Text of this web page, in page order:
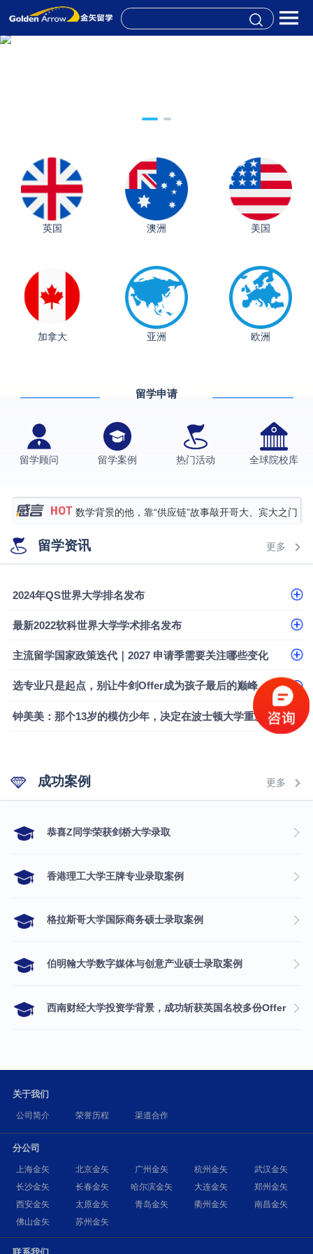
英国 澳洲 美国
加拿大 亚洲 欧洲
留学申请
留学顾问 留学案例 热门活动 全球院校库
从上海财大2+2到谢菲尔德：低均分逆袭QS百强金
伯明翰大学数字媒体与创意产业硕士录取案例
西南财经大学投资学背景，成功斩获英国名校多份
硕士录取
数学背景的他，靠“供应链”故事敲开哥大、宾大之门
专科逆袭伦敦大学学院UCL录取案例解析
香港浸会大学伦理与公共事务硕士录取
留学资讯 更多
2024年QS世界大学排名发布
最新2022软科世界大学学术排名发布
主流留学国家政策迭代｜2027 申请季需要关注哪些变化
选专业只是起点，别让牛剑Offer成为孩子最后的巅峰
钟美美：那个13岁的模仿少年，决定在波士顿大学重新定义自己
成功案例 更多
​恭喜Z同学荣获剑桥大学录取
香港理工大学王牌专业录取案例
格拉斯哥大学国际商务硕士录取案例
伯明翰大学数字媒体与创意产业硕士录取案例
西南财经大学投资学背景，成功斩获英国名校多份Offer
关于我们
公司简介 荣誉历程 渠道合作
分公司
上海金矢 北京金矢 广州金矢 杭州金矢
武汉金矢
长沙金矢
长春金矢 哈尔滨金矢 大连金矢
郑州金矢
西安金矢
太原金矢 青岛金矢 衢州金矢
南昌金矢
佛山金矢
苏州金矢